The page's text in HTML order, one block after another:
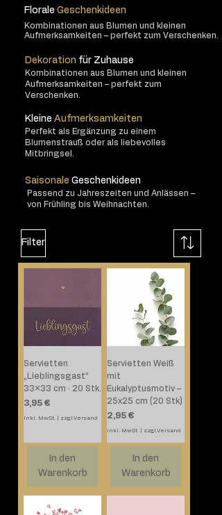
Florale Geschenkideen
Kombinationen aus Blumen und kleinen
Aufmerksamkeiten – perfekt zum Verschenken.
Dekoration für Zuhause
Kombinationen aus Blumen und kleinen
Aufmerksamkeiten – perfekt zum
Verschenken.
Kleine Aufmerksamkeiten
Perfekt als Ergänzung zu einem
Blumenstrauß oder als liebevolles
Mitbringsel.
Saisonale Geschenkideen
Passend zu Jahreszeiten und Anlässen –
von Frühling bis Weihnachten.
Filter
Servietten
„Lieblingsgast“
33×33 cm · 20 Stk.
Preis
3,95 €
inkl. MwSt. zzgl.Versand
In den
Warenkorb
Servietten Weiß
mit
Eukalyptusmotiv –
25x25 cm (20 Stk)
Preis
2,95 €
inkl. MwSt. zzgl.Versand
In den
Warenkorb